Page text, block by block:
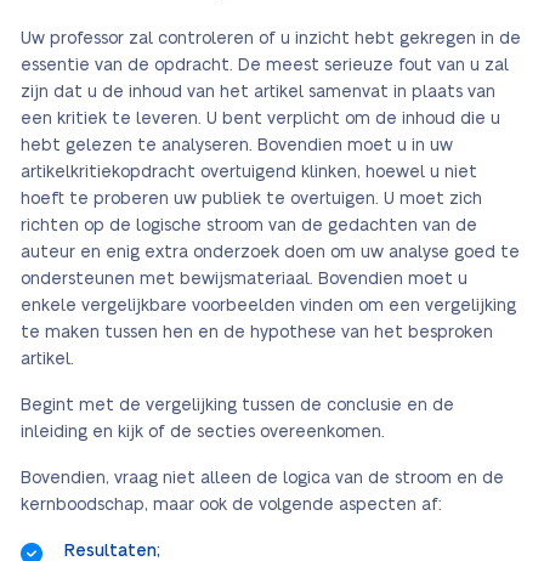
Uw professor zal controleren of u inzicht hebt gekregen in de
essentie van de opdracht. De meest serieuze fout van u zal
zijn dat u de inhoud van het artikel samenvat in plaats van
een kritiek te leveren. U bent verplicht om de inhoud die u
hebt gelezen te analyseren. Bovendien moet u in uw
artikelkritiekopdracht overtuigend klinken, hoewel u niet
hoeft te proberen uw publiek te overtuigen. U moet zich
richten op de logische stroom van de gedachten van de
auteur en enig extra onderzoek doen om uw analyse goed te
ondersteunen met bewijsmateriaal. Bovendien moet u
enkele vergelijkbare voorbeelden vinden om een vergelijking
te maken tussen hen en de hypothese van het besproken
artikel.
Begint met de vergelijking tussen de conclusie en de
inleiding en kijk of de secties overeenkomen.
Bovendien, vraag niet alleen de logica van de stroom en de
kernboodschap, maar ook de volgende aspecten af:
Resultaten;